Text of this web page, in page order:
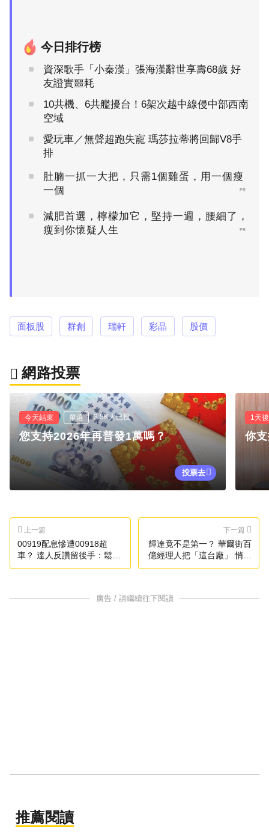
今日排行榜
資深歌手「小秦漢」張海漢辭世享壽68歲 好
友證實噩耗
10共機、6共艦擾台！6架次越中線侵中部西南
空域
愛玩車／無聲超跑失寵 瑪莎拉蒂將回歸V8手
排
肚腩一抓一大把，只需1個雞蛋，用一個瘦
一個
PR
減肥首選，檸檬加它，堅持一週，腰細了，
瘦到你懷疑人生
PR
面板股 群創 瑞軒 彩晶 股價
網路投票
今天結束 單選 3.5K人已投
您支持2026年再普發1萬嗎？
投票去
1天
你
上一篇
00919配息慘遭00918超
車？ 達人反讚留後手：鬆了
一口氣
下一篇
輝達竟不是第一？ 華爾街百
億經理人把「這台廠」 悄悄
買成最大持股
廣告 / 請繼續往下閱讀
推薦閱讀